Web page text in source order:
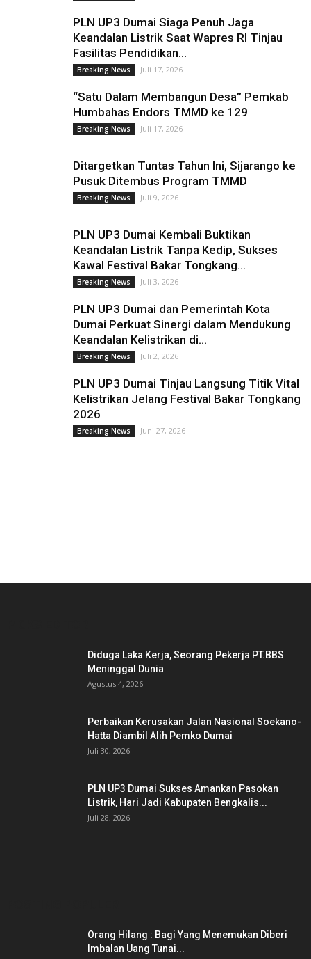
PLN UP3 Dumai Siaga Penuh Jaga
Keandalan Listrik Saat Wapres RI Tinjau
Fasilitas Pendidikan...
Breaking News Juli 17, 2026
“Satu Dalam Membangun Desa” Pemkab
Humbahas Endors TMMD ke 129
Breaking News Juli 17, 2026
Ditargetkan Tuntas Tahun Ini, Sijarango ke
Pusuk Ditembus Program TMMD
Breaking News Juli 9, 2026
PLN UP3 Dumai Kembali Buktikan
Keandalan Listrik Tanpa Kedip, Sukses
Kawal Festival Bakar Tongkang...
Breaking News Juli 3, 2026
PLN UP3 Dumai dan Pemerintah Kota
Dumai Perkuat Sinergi dalam Mendukung
Keandalan Kelistrikan di...
Breaking News Juli 2, 2026
PLN UP3 Dumai Tinjau Langsung Titik Vital
Kelistrikan Jelang Festival Bakar Tongkang
2026
Breaking News Juni 27, 2026
Diduga Laka Kerja, Seorang Pekerja PT.BBS
Meninggal Dunia
Agustus 4, 2026
Perbaikan Kerusakan Jalan Nasional Soekano-
Hatta Diambil Alih Pemko Dumai
Juli 30, 2026
PLN UP3 Dumai Sukses Amankan Pasokan
Listrik, Hari Jadi Kabupaten Bengkalis...
Juli 28, 2026
Orang Hilang : Bagi Yang Menemukan Diberi
Imbalan Uang Tunai...